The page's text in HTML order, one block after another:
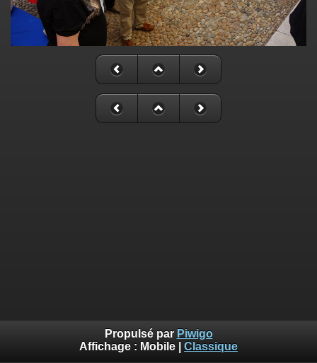
Propulsé par Piwigo
Affichage : Mobile Classique